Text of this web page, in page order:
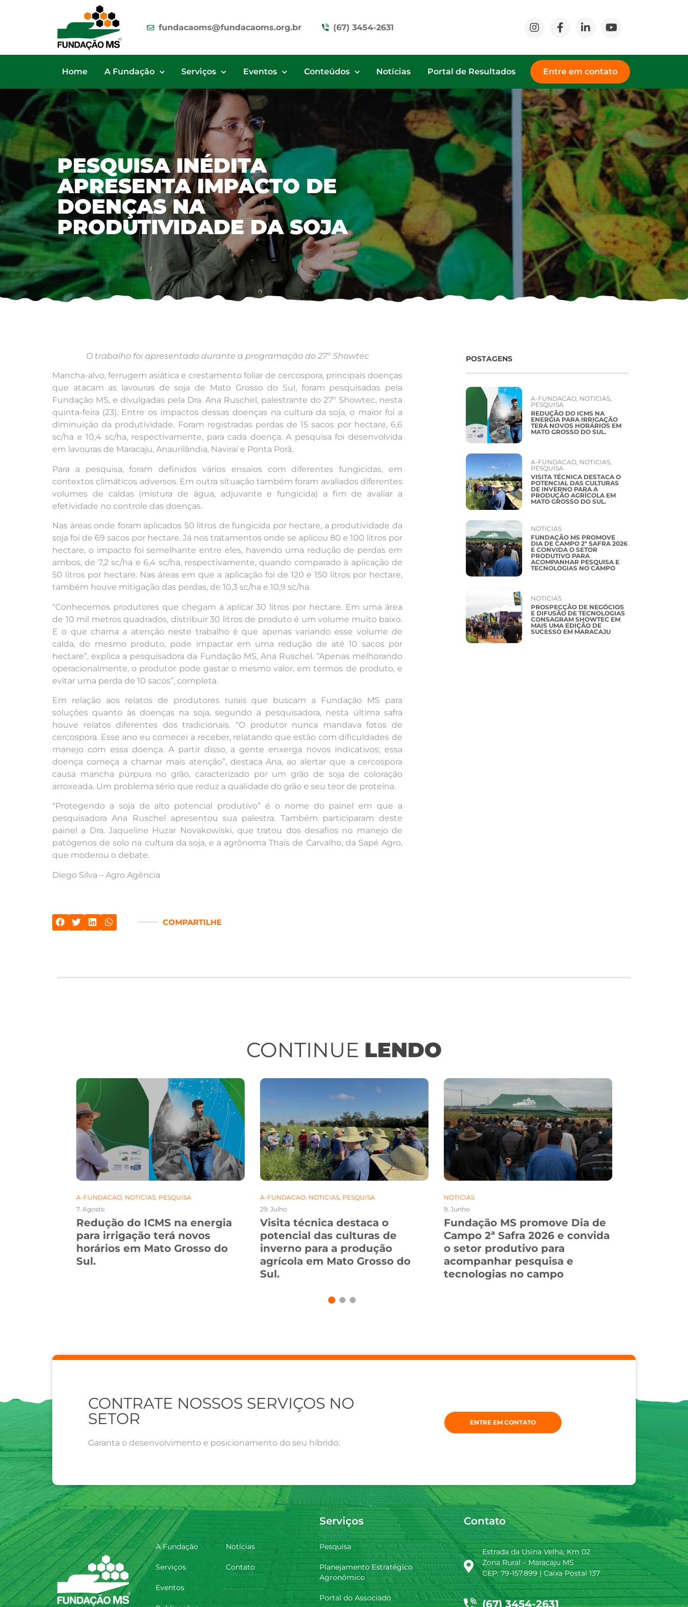
fundacaoms@fundacaoms.org.br (67) 3454-2631
Home A Fundação Serviços Eventos Conteúdos Notícias Portal de Resultados Entre em contato
PESQUISA INÉDITA
APRESENTA IMPACTO DE
DOENÇAS NA
PRODUTIVIDADE DA SOJA
O trabalho foi apresentado durante a programação do 27º Showtec
Mancha-alvo, ferrugem asiática e crestamento foliar de cercospora, principais doenças
que atacam as lavouras de soja de Mato Grosso do Sul, foram pesquisadas pela
Fundação MS, e divulgadas pela Dra. Ana Ruschel, palestrante do 27º Showtec, nesta
quinta-feira (23). Entre os impactos dessas doenças na cultura da soja, o maior foi a
diminuição da produtividade. Foram registradas perdas de 15 sacos por hectare, 6,6
sc/ha e 10,4 sc/ha, respectivamente, para cada doença. A pesquisa foi desenvolvida
em lavouras de Maracaju, Anaurilândia, Naviraí e Ponta Porã.
Para a pesquisa, foram definidos vários ensaios com diferentes fungicidas, em
contextos climáticos adversos. Em outra situação também foram avaliados diferentes
volumes de caldas (mistura de água, adjuvante e fungicida) a fim de avaliar a
efetividade no controle das doenças.
Nas áreas onde foram aplicados 50 litros de fungicida por hectare, a produtividade da
soja foi de 69 sacos por hectare. Já nos tratamentos onde se aplicou 80 e 100 litros por
hectare, o impacto foi semelhante entre eles, havendo uma redução de perdas em
ambos, de 7,2 sc/ha e 6,4 sc/ha, respectivamente, quando comparado à aplicação de
50 litros por hectare. Nas áreas em que a aplicação foi de 120 e 150 litros por hectare,
também houve mitigação das perdas, de 10,3 sc/ha e 10,9 sc/ha.
“Conhecemos produtores que chegam a aplicar 30 litros por hectare. Em uma área
de 10 mil metros quadrados, distribuir 30 litros de produto é um volume muito baixo.
E o que chama a atenção neste trabalho é que apenas variando esse volume de
calda, do mesmo produto, pode impactar em uma redução de até 10 sacos por
hectare”, explica a pesquisadora da Fundação MS, Ana Ruschel. “Apenas melhorando
operacionalmente, o produtor pode gastar o mesmo valor, em termos de produto, e
evitar uma perda de 10 sacos”, completa.
Em relação aos relatos de produtores rurais que buscam a Fundação MS para
soluções quanto às doenças na soja, segundo a pesquisadora, nesta última safra
houve relatos diferentes dos tradicionais. “O produtor nunca mandava fotos de
cercospora. Esse ano eu comecei a receber, relatando que estão com dificuldades de
manejo com essa doença. A partir disso, a gente enxerga novos indicativos; essa
doença começa a chamar mais atenção”, destaca Ana, ao alertar que a cercospora
causa mancha púrpura no grão, caracterizado por um grão de soja de coloração
arroxeada. Um problema sério que reduz a qualidade do grão e seu teor de proteína.
“Protegendo a soja de alto potencial produtivo” é o nome do painel em que a
pesquisadora Ana Ruschel apresentou sua palestra. Também participaram deste
painel a Dra. Jaqueline Huzar Novakowiski, que tratou dos desafios no manejo de
patógenos de solo na cultura da soja, e a agrônoma Thaís de Carvalho, da Sapé Agro,
que moderou o debate.
Diego Silva – Agro Agência
COMPARTILHE
POSTAGENS
A-FUNDACAO NOTICIAS
PESQUISA
REDUÇÃO DO ICMS NA
ENERGIA PARA IRRIGAÇÃO
TERÁ NOVOS HORÁRIOS EM
MATO GROSSO DO SUL.
A-FUNDACAO NOTICIAS
PESQUISA
VISITA TÉCNICA DESTACA O
POTENCIAL DAS CULTURAS
DE INVERNO PARA A
PRODUÇÃO AGRÍCOLA EM
MATO GROSSO DO SUL.
NOTICIAS
FUNDAÇÃO MS PROMOVE
DIA DE CAMPO 2ª SAFRA 2026
E CONVIDA O SETOR
PRODUTIVO PARA
ACOMPANHAR PESQUISA E
TECNOLOGIAS NO CAMPO
NOTICIAS
PROSPECÇÃO DE NEGÓCIOS
E DIFUSÃO DE TECNOLOGIAS
CONSAGRAM SHOWTEC EM
MAIS UMA EDIÇÃO DE
SUCESSO EM MARACAJU
CONTINUE LENDO
A-FUNDACAO, NOTICIAS, PESQUISA
7. Agosto
Redução do ICMS na energia
para irrigação terá novos
horários em Mato Grosso do
Sul.
A-FUNDACAO, NOTICIAS, PESQUISA
29. Julho
Visita técnica destaca o
potencial das culturas de
inverno para a produção
agrícola em Mato Grosso do
Sul.
NOTICIAS
9. Junho
Fundação MS promove Dia de
Campo 2ª Safra 2026 e convida
o setor produtivo para
acompanhar pesquisa e
tecnologias no campo
CONTRATE NOSSOS SERVIÇOS NO
SETOR
Garanta o desenvolvimento e posicionamento do seu híbrido.
ENTRE EM CONTATO
A Fundação
Serviços
Eventos
Notícias
Contato
Serviços
Pesquisa
Planejamento Estratégico
Agronômico
Portal do Associado
Contato
Estrada da Usina Velha, Km 02
Zona Rural – Maracaju MS
CEP: 79-157.899 | Caixa Postal 137
(67) 3454-2631